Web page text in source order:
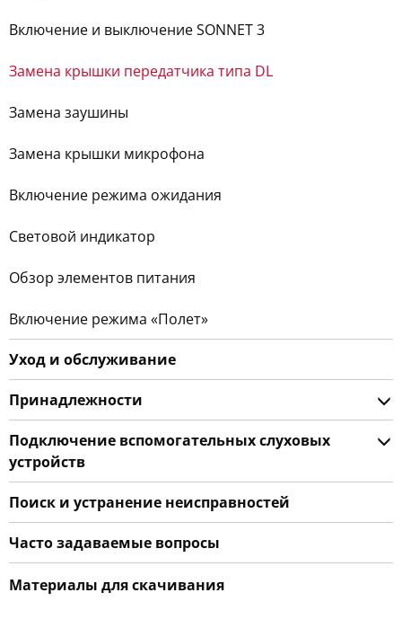
Включение и выключение SONNET 3
Замена крышки передатчика типа DL
Замена заушины
Замена крышки микрофона
Включение режима ожидания
Световой индикатор
Обзор элементов питания
Включение режима «Полет»
Уход и обслуживание
Принадлежности
Подключение вспомогательных слуховых
устройств
Поиск и устранение неисправностей
Часто задаваемые вопросы
Материалы для скачивания